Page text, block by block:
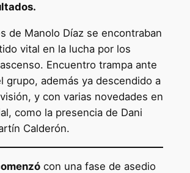
de Manolo Díaz se encontraban
vital en la lucha por los
Encuentro trampa ante
grupo, además ya descendido a
y con varias novedades en
como la presencia de Dani
Calderón.
con una fase de asedio